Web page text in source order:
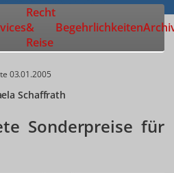
Zur Startseite
Recht
&
Reise
Begehrlichkeiten
03.01.2005
Schaffrath
Sonderpreise für